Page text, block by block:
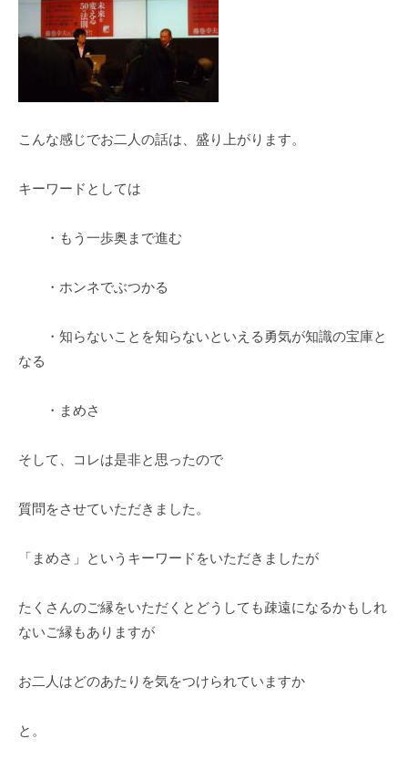
こんな感じでお二人の話は、盛り上がります。
キーワードとしては
・もう一歩奥まで進む
・ホンネでぶつかる
・知らないことを知らないといえる勇気が知識の宝庫と
なる
・まめさ
そして、コレは是非と思ったので
質問をさせていただきました。
「まめさ」というキーワードをいただきましたが
たくさんのご縁をいただくとどうしても疎遠になるかもしれ
ないご縁もありますが
お二人はどのあたりを気をつけられていますか
と。